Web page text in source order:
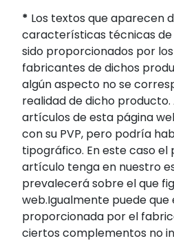
* Los textos que aparecen
características técnicas
sido proporcionados por
fabricantes de dichos
algún aspecto no se
realidad de dicho producto.
artículos de esta página
con su PVP, pero podría
tipográfico. En este caso el
artículo tenga en nuestro
prevalecerá sobre el que
web.Igualmente puede que
proporcionada por el
ciertos complementos no